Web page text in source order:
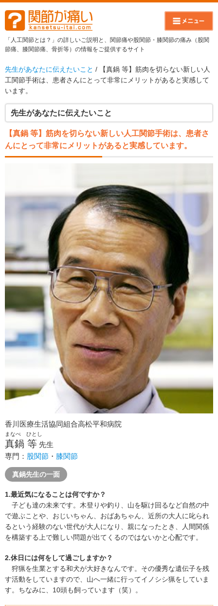
「人工関節とは？」の詳しいご説明と、関節痛や股関節・膝関節の痛み（股関
節痛、膝関節痛、骨折等）の情報をご提供するサイト
先生があなたに伝えたいこと / 【真鍋 等】筋肉を切らない新しい人
工関節手術は、患者さんにとって非常にメリットがあると実感して
います。
先生があなたに伝えたいこと
【真鍋 等】筋肉を切らない新しい人工関節手術は、患者さ
んにとって非常にメリットがあると実感しています。
香川医療生活協同組合高松平和病院
まなべ ひとし
真鍋 等 先生
専門： 股関節 ・ 膝関節
真鍋先生の一面
1.最近気になることは何ですか？
子ども達の未来です。木登りや釣り、山を駆け回るなど自然の中
で遊ぶことや、おじいちゃん、おばあちゃん、近所の大人に叱られ
るという経験のない世代が大人になり、親になったとき、人間関係
を構築する上で難しい問題が出てくるのではないかと心配です。
2.休日には何をして過ごしますか？
狩猟を生業とする和犬が大好きなんです。その優秀な遺伝子を残
す活動をしていますので、山へ一緒に行ってイノシシ猟をしていま
す。ちなみに、10頭も飼っています（笑）。